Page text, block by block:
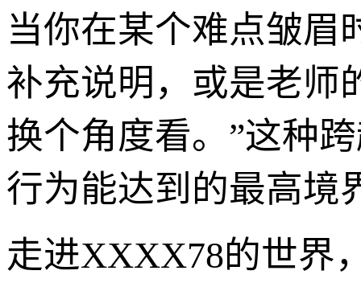
当你在某个难点皱眉
补充说明，或是老师
换个角度看。”这种
行为能达到的最高境
走进XXXX78的世界